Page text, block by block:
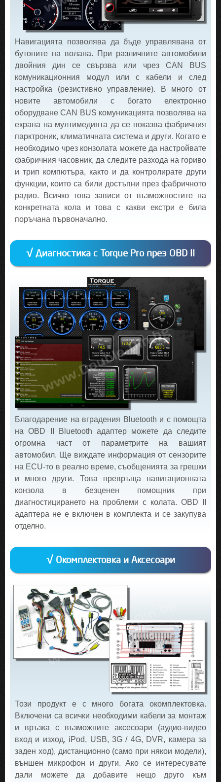
Навигацията позволява да бъде управлявана от
бутоните на волана. При различните автомобили
двойния дин се свързва или чрез CAN BUS
комуникационния модул или с кабели и след
настройка (резистивно управление). В много от
новите автомобили с богато електронно
оборудване CAN BUS комуникацията позволява на
екрана на мултимедията да се показва фабричния
парктроник, климатичната система и други. Когато е
необходимо чрез конзолата можете да настройвате
фабричния часовник, да следите разхода на гориво
и трип компютъра, както и да контролирате други
функции, които са били достъпни през фабричното
радио. Всичко това зависи от възможностите на
конкретната кола и това с какви екстри е била
поръчана първоначално.
√ Диагностика с Torque Pro през OBD II
Благодарение на вградения Bluetooth и с помощта
на OBD II Bluetooth адаптер можете да следите
огромна част от параметрите на вашият
автомобил. Ще виждате информация от сензорите
на ECU-то в реално време, съобщенията за грешки
и много други. Това превръща навигационната
конзола в безценен помощник при
диагностицирането на проблеми с колата. OBD II
адаптера не е включен в комплекта и се закупува
отделно.
√ Окомплектовка и Аксесоари
Този продукт е с много богата окомплектовка.
Включени са всички необходими кабели за монтаж
и връзка с възможните аксесоари (аудио-видео
вход и изход, iPod, USB, 3G / 4G, DVR, камера за
заден ход), дистанционно (само при някои модели),
външен микрофон и други. Ако се интересувате
дали можете да добавите нещо друго към